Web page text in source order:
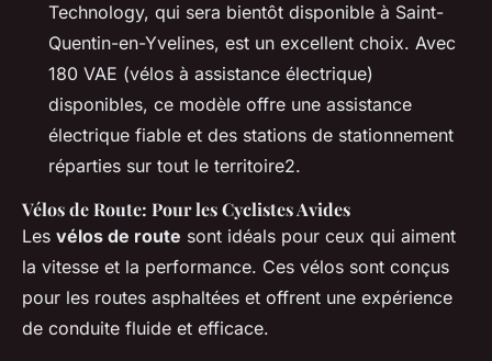
Technology, qui sera bientôt disponible à Saint-
Quentin-en-Yvelines, est un excellent choix. Avec
180 VAE (vélos à assistance électrique)
disponibles, ce modèle offre une assistance
électrique fiable et des stations de stationnement
réparties sur tout le territoire2.
Vélos de Route: Pour les Cyclistes Avides
Les vélos de route sont idéals pour ceux qui aiment
la vitesse et la performance. Ces vélos sont conçus
pour les routes asphaltées et offrent une expérience
de conduite fluide et efficace.